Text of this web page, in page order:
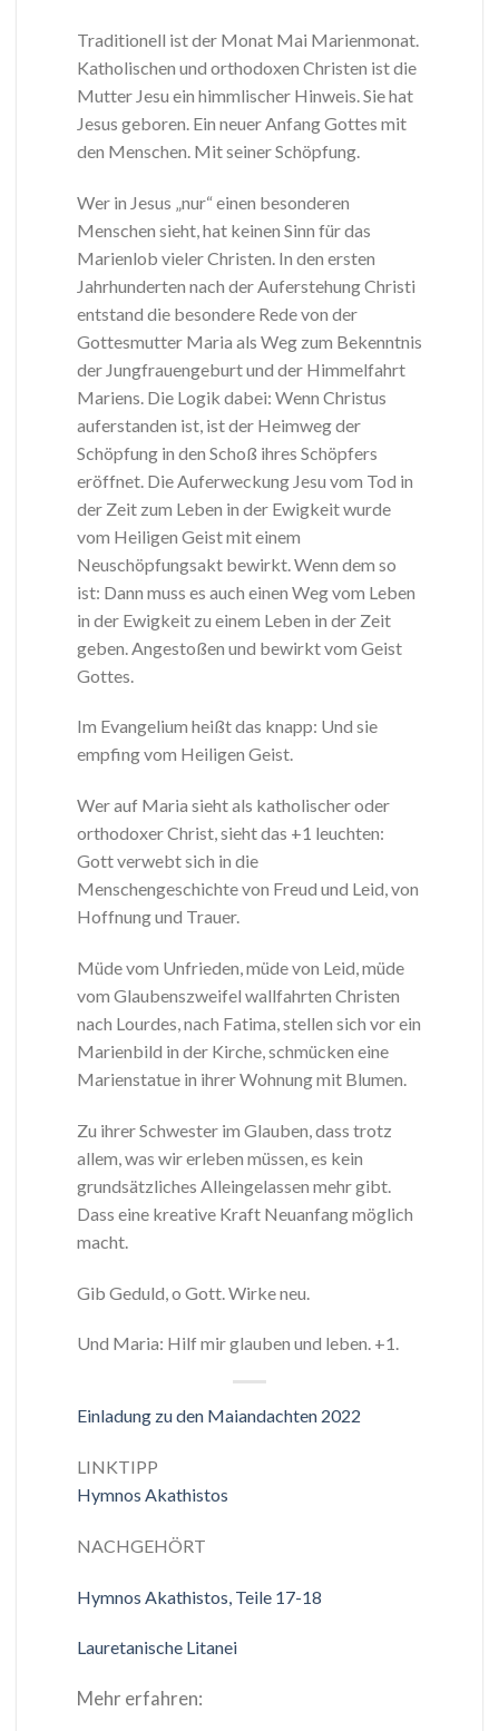
Traditionell ist der Monat Mai Marienmonat.
Katholischen und orthodoxen Christen ist die
Mutter Jesu ein himmlischer Hinweis. Sie hat
Jesus geboren. Ein neuer Anfang Gottes mit
den Menschen. Mit seiner Schöpfung.
Wer in Jesus „nur“ einen besonderen
Menschen sieht, hat keinen Sinn für das
Marienlob vieler Christen. In den ersten
Jahrhunderten nach der Auferstehung Christi
entstand die besondere Rede von der
Gottesmutter Maria als Weg zum Bekenntnis
der Jungfrauengeburt und der Himmelfahrt
Mariens. Die Logik dabei: Wenn Christus
auferstanden ist, ist der Heimweg der
Schöpfung in den Schoß ihres Schöpfers
eröffnet. Die Auferweckung Jesu vom Tod in
der Zeit zum Leben in der Ewigkeit wurde
vom Heiligen Geist mit einem
Neuschöpfungsakt bewirkt. Wenn dem so
ist: Dann muss es auch einen Weg vom Leben
in der Ewigkeit zu einem Leben in der Zeit
geben. Angestoßen und bewirkt vom Geist
Gottes.
Im Evangelium heißt das knapp: Und sie
empfing vom Heiligen Geist.
Wer auf Maria sieht als katholischer oder
orthodoxer Christ, sieht das +1 leuchten:
Gott verwebt sich in die
Menschengeschichte von Freud und Leid, von
Hoffnung und Trauer.
Müde vom Unfrieden, müde von Leid, müde
vom Glaubenszweifel wallfahrten Christen
nach Lourdes, nach Fatima, stellen sich vor ein
Marienbild in der Kirche, schmücken eine
Marienstatue in ihrer Wohnung mit Blumen.
Zu ihrer Schwester im Glauben, dass trotz
allem, was wir erleben müssen, es kein
grundsätzliches Alleingelassen mehr gibt.
Dass eine kreative Kraft Neuanfang möglich
macht.
Gib Geduld, o Gott. Wirke neu.
Und Maria: Hilf mir glauben und leben. +1.
Einladung zu den Maiandachten 2022
LINKTIPP
Hymnos Akathistos
NACHGEHÖRT
Hymnos Akathistos, Teile 17-18
Lauretanische Litanei
Mehr erfahren: